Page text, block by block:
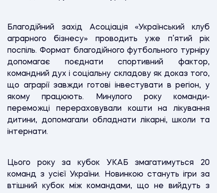
Благодійний захід Асоціація «Український клуб
аграрного бізнесу» проводить уже п’ятий рік
поспіль. Формат благодійного футбольного турніру
допомагає поєднати спортивний фактор,
командний дух і соціальну складову як доказ того,
що аграрії завжди готові інвестувати в регіон, у
якому працюють. Минулого року команди-
переможці перераховували кошти на лікування
дитини, допомагали обладнати лікарні, школи та
інтернати.
Цього року за кубок УКАБ змагатимуться 20
команд з усієї України. Новинкою стануть ігри за
втішний кубок між командами, що не вийдуть з